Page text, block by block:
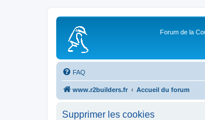
Forum de la
FAQ
www.r2builders.fr Accueil du forum
Supprimer les cookies